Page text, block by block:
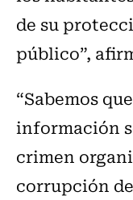
de su
público”,
“Sabemos
información
crimen
corrupción